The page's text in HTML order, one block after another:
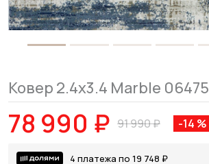
Ковер 2.4x3.4 Marble 06475
78 990 ₽ 91 990 ₽ -14 %
4 платежа по 19 748 ₽